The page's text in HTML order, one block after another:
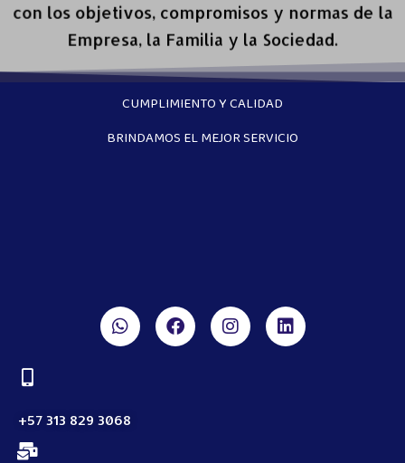
con los objetivos, compromisos y normas de la
Empresa, la Familia y la Sociedad.
CUMPLIMIENTO Y CALIDAD
BRINDAMOS EL MEJOR SERVICIO
+57 313 829 3068